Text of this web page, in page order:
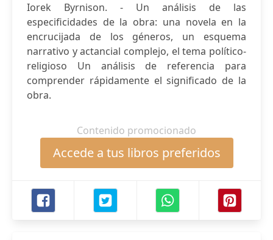
Iorek Byrnison. - Un análisis de las
especificidades de la obra: una novela en la
encrucijada de los géneros, un esquema
narrativo y actancial complejo, el tema político-
religioso Un análisis de referencia para
comprender rápidamente el significado de la
obra.
Contenido promocionado
Accede a tus libros preferidos